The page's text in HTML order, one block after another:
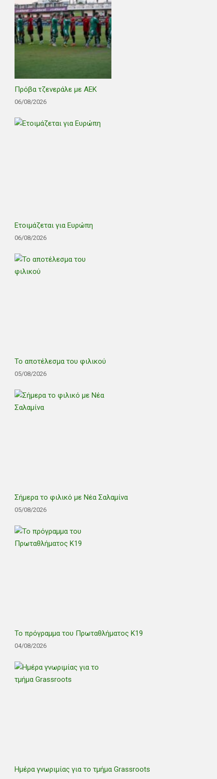
Πρόβα τζενεράλε με ΑΕΚ
06/08/2026
Ετοιμάζεται για Ευρώπη
06/08/2026
Το αποτέλεσμα του φιλικού
05/08/2026
Σήμερα το φιλικό με Νέα Σαλαμίνα
05/08/2026
Το πρόγραμμα του Πρωταθλήματος Κ19
04/08/2026
Ημέρα γνωριμίας για το τμήμα Grassroots